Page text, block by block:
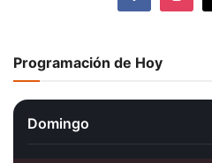
Programación de Hoy
Domingo